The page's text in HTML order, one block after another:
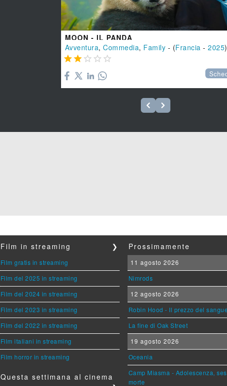
MOON - IL PANDA
Avventura,Commedia, Family - (Francia -2025),
    
Film in streaming ❯
Film gratis in streaming
Film del 2025 in streaming
Film del 2024 in streaming
Film del 2023 in streaming
Film del 2022 in streaming
Film italiani in streaming
Film horror in streaming
Questa settimana al cinema
Prossimamente
11 agosto 2026
Nimrods
12 agosto 2026
Robin Hood - Il prezzo del sangue
La fine di Oak Street
19 agosto 2026
Oceania
Camp Miasma - Adolescenza,
morte